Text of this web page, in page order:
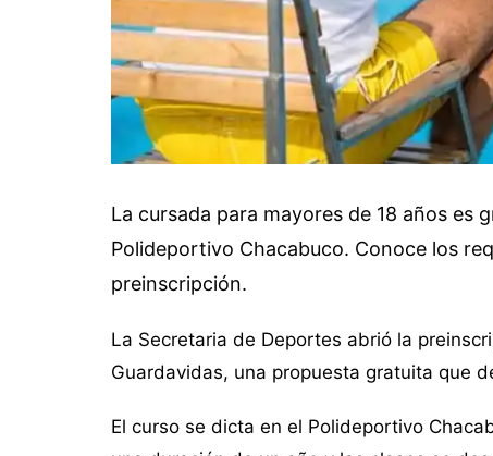
La cursada para mayores de 18 años es
Polideportivo Chacabuco. Conoce los
preinscripción.
La Secretaria de Deportes abrió la
Guardavidas, una propuesta gratuita que
El curso se dicta en el Polideportivo